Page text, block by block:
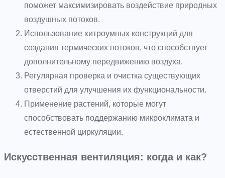
поможет максимизировать воздействие природных
воздушных потоков.
Использование хитроумных конструкций для
создания термических потоков, что способствует
дополнительному передвижению воздуха.
Регулярная проверка и очистка существующих
отверстий для улучшения их функциональности.
Применение растений, которые могут
способствовать поддержанию микроклимата и
естественной циркуляции.
Искусственная вентиляция: когда и как?